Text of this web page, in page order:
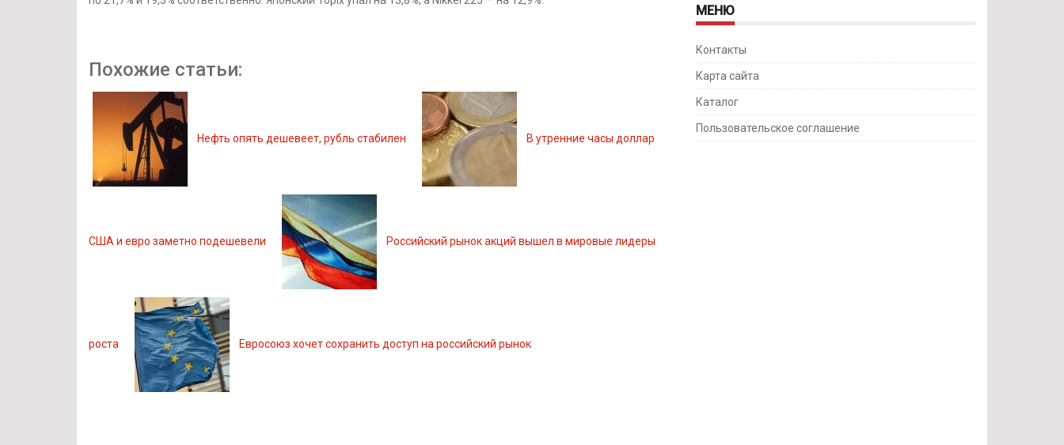
Похожие статьи:
Нефть опять дешевеет, рубль стабилен В утренние часы доллар
США и евро заметно подешевели Российский рынок акций вышел в мировые лидеры
роста Евросоюз хочет сохранить доступ на российский рынок
МЕНЮ
Контакты
Карта сайта
Каталог
Пользовательское соглашение